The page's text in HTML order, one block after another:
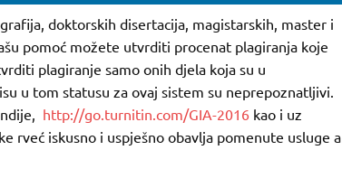
doktorskih disertacija, magistarskih, master i
pomoć možete utvrditi procenat plagiranja koje
plagiranje samo onih djela koja su u
u tom statusu za ovaj sistem su neprepoznatljivi.
http://go.turnitin.com/GIA-2016kao i uz
rveć iskusno i uspješno obavlja pomenute usluge a